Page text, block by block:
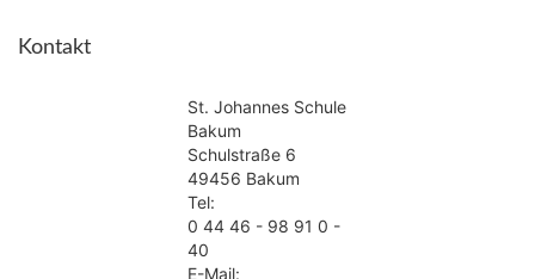
Kontakt
St. Johannes Schule
Bakum
Schulstraße 6
49456 Bakum
Tel:
0 44 46 - 98 91 0 -
40
E-Mail: